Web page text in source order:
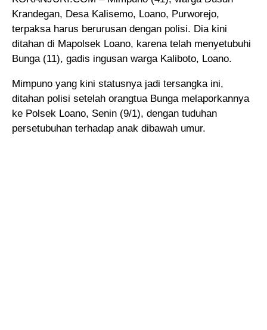
Krandegan, Desa Kalisemo, Loano, Purworejo,
terpaksa harus berurusan dengan polisi. Dia kini
ditahan di Mapolsek Loano, karena telah menyetubuhi
Bunga (11), gadis ingusan warga Kaliboto, Loano.
Mimpuno yang kini statusnya jadi tersangka ini,
ditahan polisi setelah orangtua Bunga melaporkannya
ke Polsek Loano, Senin (9/1), dengan tuduhan
persetubuhan terhadap anak dibawah umur.